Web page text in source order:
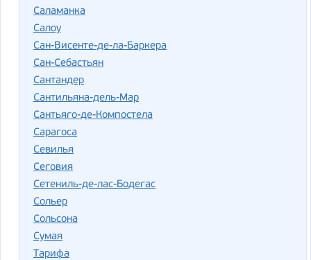
Саламанка
Салоу
Сан-Висенте-де-ла-Баркера
Сан-Себастьян
Сантандер
Сантильяна-дель-Мар
Сантьяго-де-Компостела
Сарагоса
Севилья
Сеговия
Сетениль-де-лас-Бодегас
Сольер
Сольсона
Сумая
Тарифа